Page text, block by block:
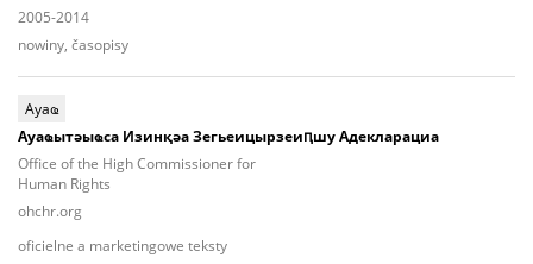
2005-2014
nowiny, časopisy
Ауаҩ
Ауаҩытәыҩса Изинқәа Зегьеицырзеиԥшу Адекларациа
Office of the High Commissioner for
Human Rights
ohchr.org
oficielne a marketingowe teksty